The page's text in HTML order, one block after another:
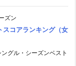
ズン
コアランキング（女
グル・シーズンベスト